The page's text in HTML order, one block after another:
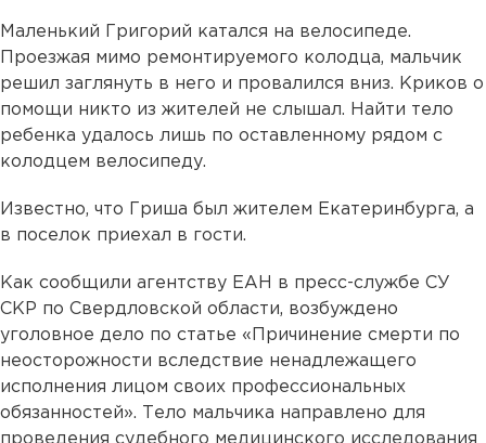
Маленький Григорий катался на велосипеде.
Проезжая мимо ремонтируемого колодца, мальчик
решил заглянуть в него и провалился вниз. Криков о
помощи никто из жителей не слышал. Найти тело
ребенка удалось лишь по оставленному рядом с
колодцем велосипеду.
Известно, что Гриша был жителем Екатеринбурга, а
в поселок приехал в гости.
Как сообщили агентству ЕАН в пресс-службе СУ
СКР по Свердловской области, возбуждено
уголовное дело по статье «Причинение смерти по
неосторожности вследствие ненадлежащего
исполнения лицом своих профессиональных
обязанностей». Тело мальчика направлено для
проведения судебного медицинского исследования